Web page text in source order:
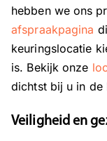
hebben we ons
afspraakpagina
keuringslocatie
is. Bekijk onze
dichtst bij u in de
Veiligheid en